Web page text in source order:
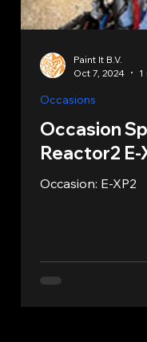
Occasion
Reactor2 E-
Occasion: E-XP2
Occasions
Paint It B.V.
Oct 7, 2024
1